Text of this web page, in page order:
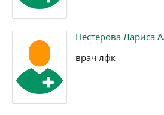
Нестерова Лариса
врач лфк